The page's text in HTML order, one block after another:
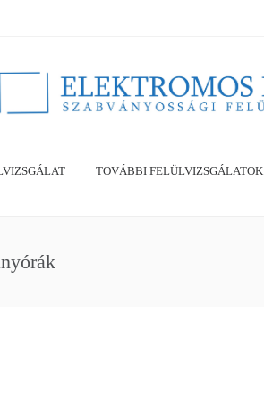
TOVÁBBI FELÜLVIZSGÁLATOK